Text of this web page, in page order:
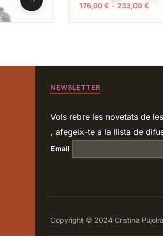
176,00 € - 233,00 €
NEWSLETTER
Vols rebre les novetats de
, afegeix-te a la llista de
Email
Copyright © 2024 Cristina